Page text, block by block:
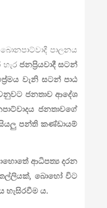
පාලනය
හැරජනප්‍රියවාදී සටන්
වැනි සටන් පාඨ
ජනතාව ආදේශ
ජනතාවගේ
පන්ති කණ්ඩායම්
ආධිපත්‍ය දරන
කල්ලියක්, බොහෝ විට
හැසිරවීම ය.